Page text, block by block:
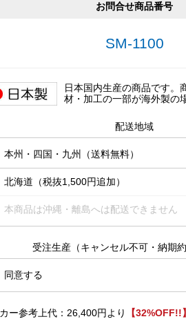
お問合せ商品番号
SM-1100
日本国内生産の商品です。
材・加工の一部が海外製の
配送地域
本州・四国・九州（送料無料）
北海道（税抜1,500円追加）
本商品は沖縄・離島へは配送できません
受注生産（キャンセル不可・納期約
同意する
ー参考上代：26,400円より
【32%OFF!!】